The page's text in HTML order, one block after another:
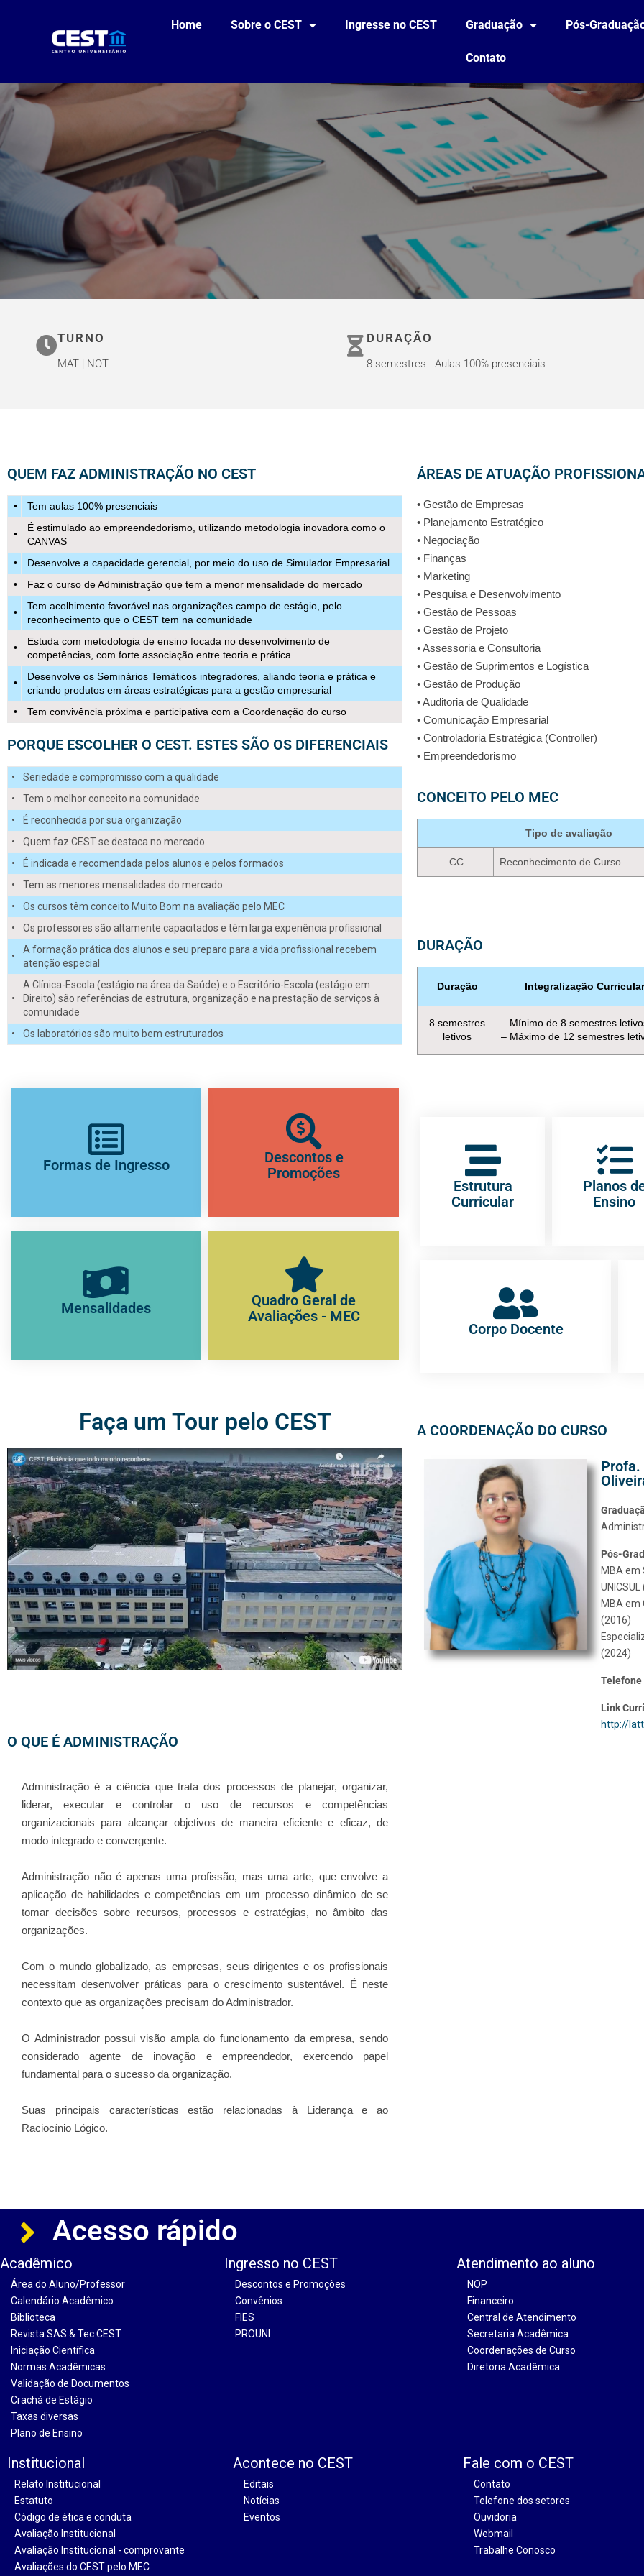
Home Sobre o CEST Ingresse no CEST Graduação Pós-
Contato
ADMINISTRAÇÃO
FORMAS DE INGRESSO
TURNO
MAT | NOT
DURAÇÃO
8 semestres - Aulas 100% presenciais
QUEM FAZ ADMINISTRAÇÃO NO CEST
• Tem aulas 100% presenciais
•
É estimulado ao empreendedorismo, utilizando metodologia inovadora como o
CANVAS
•
Desenvolve a capacidade gerencial, por meio do uso de Simulador Empresarial
•
Faz o curso de Administração que tem a menor mensalidade do mercado
•
Tem acolhimento favorável nas organizações campo de estágio, pelo
reconhecimento que o CEST tem na comunidade
•
Estuda com metodologia de ensino focada no desenvolvimento de
competências, com forte associação entre teoria e prática
•
Desenvolve os Seminários Temáticos integradores, aliando teoria e prática e
criando produtos em áreas estratégicas para a gestão empresarial
•
Tem convivência próxima e participativa com a Coordenação do curso
PORQUE ESCOLHER O CEST. ESTES SÃO OS DIFERENCIAIS
•
Seriedade e compromisso com a qualidade
•
Tem o melhor conceito na comunidade
•
É reconhecida por sua organização
•
Quem faz CEST se destaca no mercado
•
É indicada e recomendada pelos alunos e pelos formados
•
Tem as menores mensalidades do mercado
•
Os cursos têm conceito Muito Bom na avaliação pelo MEC
•
Os professores são altamente capacitados e têm larga experiência profissional
•
A formação prática dos alunos e seu preparo para a vida profissional recebem
atenção especial
•
A Clínica-Escola (estágio na área da Saúde) e o Escritório-Escola (estágio em
Direito) são referências de estrutura, organização e na prestação de serviços à
comunidade
•
Os laboratórios são muito bem estruturados
Formas de Ingresso
Descontos e
Promoções
Mensalidades
Quadro Geral de
Avaliações - MEC
Faça um Tour pelo CEST
O QUE É ADMINISTRAÇÃO
Administração é a ciência que trata dos processos de planejar, organizar,
liderar, executar e controlar o uso de recursos e competências
organizacionais para alcançar objetivos de maneira eficiente e eficaz, de
modo integrado e convergente.
Administração não é apenas uma profissão, mas uma arte, que envolve a
aplicação de habilidades e competências em um processo dinâmico de se
tomar decisões sobre recursos, processos e estratégias, no âmbito das
organizações.
Com o mundo globalizado, as empresas, seus dirigentes e os profissionais
necessitam desenvolver práticas para o crescimento sustentável. É neste
contexto que as organizações precisam do Administrador.
O Administrador possui visão ampla do funcionamento da empresa, sendo
considerado agente de inovação e empreendedor, exercendo papel
fundamental para o sucesso da organização.
Suas principais características estão relacionadas à Liderança e ao
Raciocínio Lógico.
ÁREAS DE ATUAÇÃO
• Gestão de Empresas
• Planejamento Estratégico
• Negociação
• Finanças
• Marketing
• Pesquisa e Desenvolvimento
• Gestão de Pessoas
• Gestão de Projeto
• Assessoria e Consultoria
• Gestão de Suprimentos e Logística
• Gestão de Produção
• Auditoria de Qualidade
• Comunicação Empresarial
• Controladoria Estratégica (Controller)
• Empreendedorismo
CONCEITO PELO MEC
Tipo de avaliação
CC Reconhecimento de Curso
DURAÇÃO
Duração Integralização Curricular
8 semestres
letivos
– Mínimo de 8 semestres
– Máximo de 12 semestres
Estrutura
Curricular
Planos
Ensino
Corpo Docente
A COORDENAÇÃO DO CURSO
Profa.
Pós-
MBA em
MBA em
(2016)
(2024)
Telefone
Link
http://
Acesso rápido
Acadêmico
Área do Aluno/Professor
Calendário Acadêmico
Biblioteca
Revista SAS & Tec CEST
Iniciação Científica
Normas Acadêmicas
Validação de Documentos
Crachá de Estágio
Taxas diversas
Plano de Ensino
Ingresso no CEST
Descontos e Promoções
Convênios
FIES
PROUNI
Atendimento ao aluno
NOP
Financeiro
Central de Atendimento
Secretaria Acadêmica
Coordenações de Curso
Diretoria Acadêmica
Institucional
Relato Institucional
Estatuto
Código de ética e conduta
Avaliação Institucional
Avaliação Institucional - comprovante
Avaliações do CEST pelo MEC
Acontece no CEST
Editais
Notícias
Eventos
Fale com o CEST
Contato
Telefone dos setores
Ouvidoria
Webmail
Trabalhe Conosco